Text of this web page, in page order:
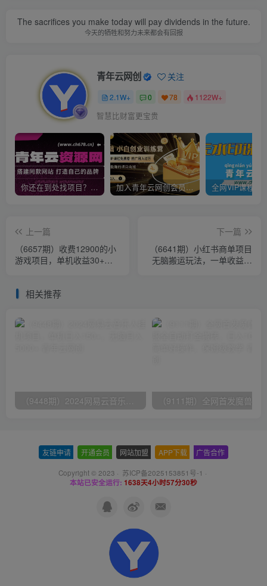
The sacrifices you make today will pay dividends in the future.
今天的牺牲和努力未来都会有回报
青年云网创 关注
2.1W+ 0 78 1122W+
智慧比财富更宝贵
你还在到处找项目？还在当韭菜？我靠卖项目一个月收入5万+，曾经我也是个失败者。 加入青年云网创会员，全站资源免费学习。加入高级合伙人，推广日入1000+
上一篇
（6657期）收费12900的小
游戏项目，单机收益30+，
下一篇
（6641期）小红书商单项目
无脑搬运玩法，一单收益至
相关推荐
友链申请 开通会员 网站加盟 APP下载 广告合作
Copyright © 2023 · 苏ICP备2025153851号-1 ·
本站已安全运行: 1638天4小时57分30秒